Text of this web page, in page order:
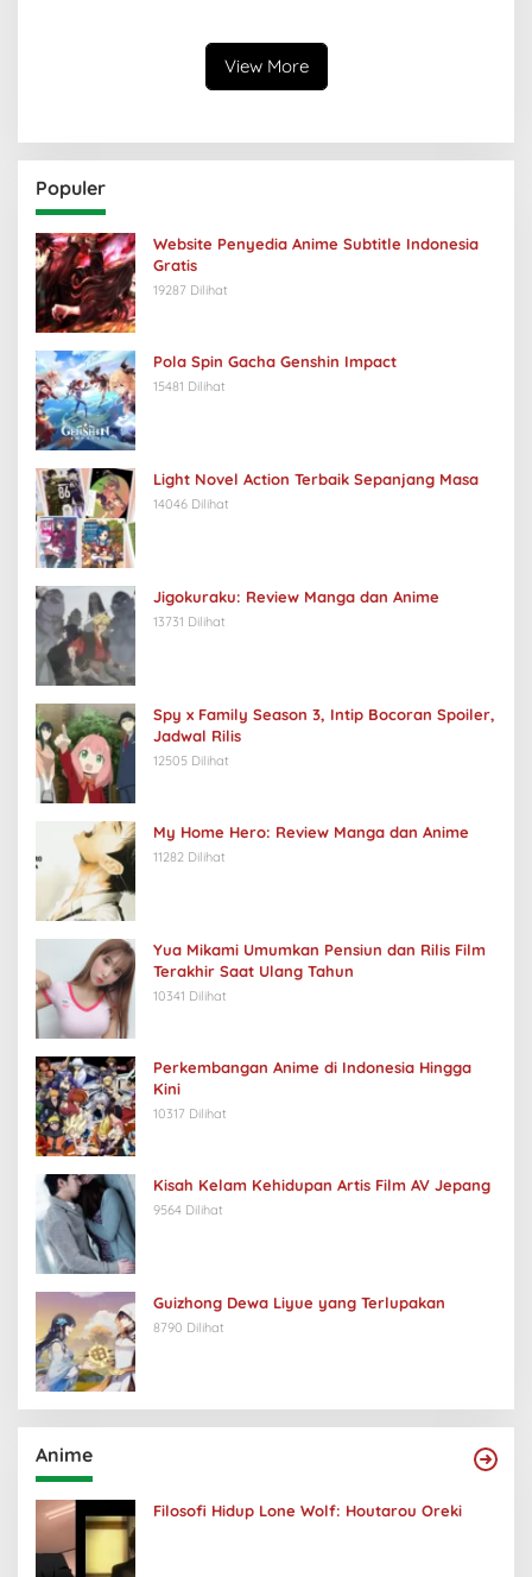
View More
Populer
Website Penyedia Anime Subtitle Indonesia
Gratis
19287 Dilihat
Pola Spin Gacha Genshin Impact
15481 Dilihat
Light Novel Action Terbaik Sepanjang Masa
14046 Dilihat
Jigokuraku: Review Manga dan Anime
13731 Dilihat
Spy x Family Season 3, Intip Bocoran Spoiler,
Jadwal Rilis
12505 Dilihat
My Home Hero: Review Manga dan Anime
11282 Dilihat
Yua Mikami Umumkan Pensiun dan Rilis Film
Terakhir Saat Ulang Tahun
10341 Dilihat
Perkembangan Anime di Indonesia Hingga
Kini
10317 Dilihat
Kisah Kelam Kehidupan Artis Film AV Jepang
9564 Dilihat
Guizhong Dewa Liyue yang Terlupakan
8790 Dilihat
Anime
Filosofi Hidup Lone Wolf: Houtarou Oreki